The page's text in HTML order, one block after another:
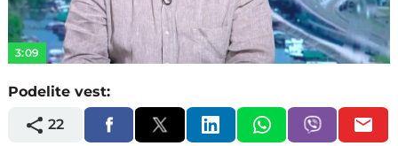
Video
3:09
Podelite vest:
22